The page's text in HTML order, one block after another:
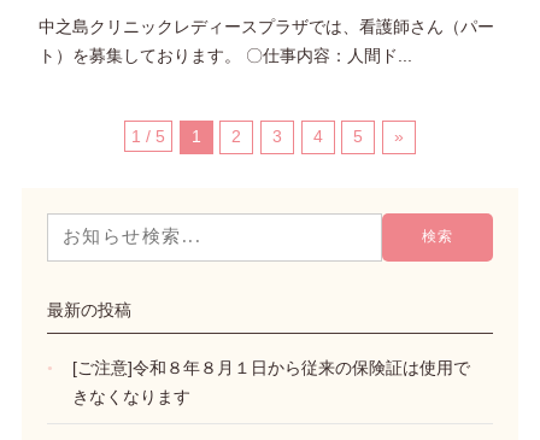
中之島クリニックレディースプラザでは、看護師さん（パー
ト）を募集しております。 〇仕事内容：人間ド...
1 / 5 1 2 3 4 5 »
最新の投稿
[ご注意]令和８年８月１日から従来の保険証は使用で
きなくなります